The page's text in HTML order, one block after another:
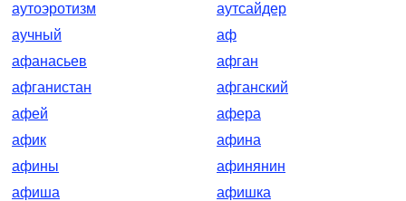
аутоэротизм
аутсайдер
аучный
аф
афанасьев
афган
афганистан
афганский
афей
афера
афик
афина
афины
афинянин
афиша
афишка